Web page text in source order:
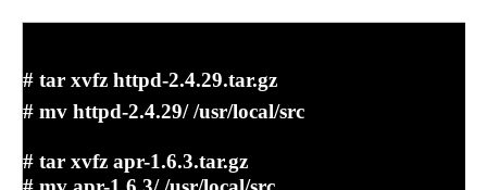
# tar xvfz httpd-2.4.29.tar.gz
# mv httpd-2.4.29/ /usr/local/src
# tar xvfz apr-1.6.3.tar.gz